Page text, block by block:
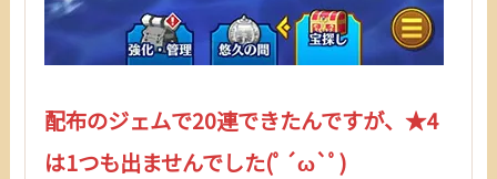
配布のジェムで20連できたんですが、★4
は1つも出ませんでした(ﾟ´ω`ﾟ)